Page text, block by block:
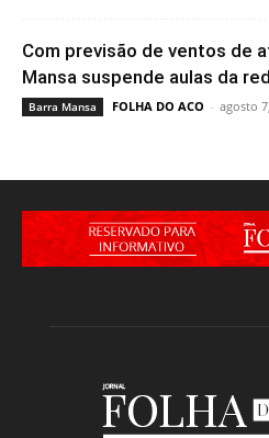
Com previsão de ventos de
Mansa suspende aulas da
Barra Mansa FOLHA DO ACO - agosto